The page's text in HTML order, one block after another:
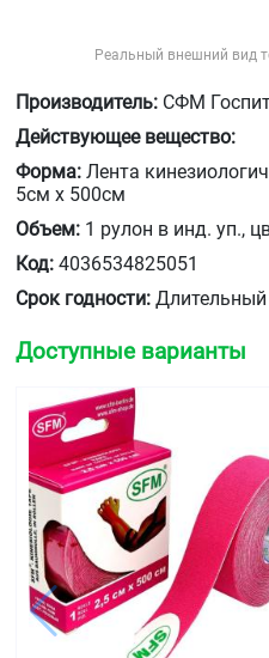
Реальный внешний вид
Производитель: СФМ
Действующее вещество:
Форма: Лента
5см х 500см
Объем: 1 рулон в инд. уп.,
Код: 4036534825051
Срок годности: Длительный
Доступные варианты